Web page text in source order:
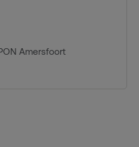
Amersfoort